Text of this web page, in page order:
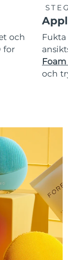
och
for
Foam
och